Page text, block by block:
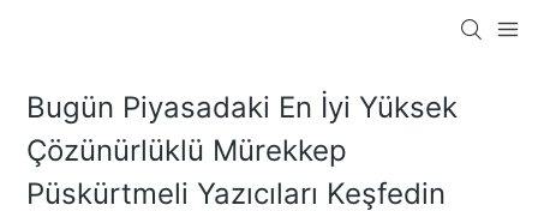
Bugün Piyasadaki En İyi Yüksek
Çözünürlüklü Mürekkep
Püskürtmeli Yazıcıları Keşfedin